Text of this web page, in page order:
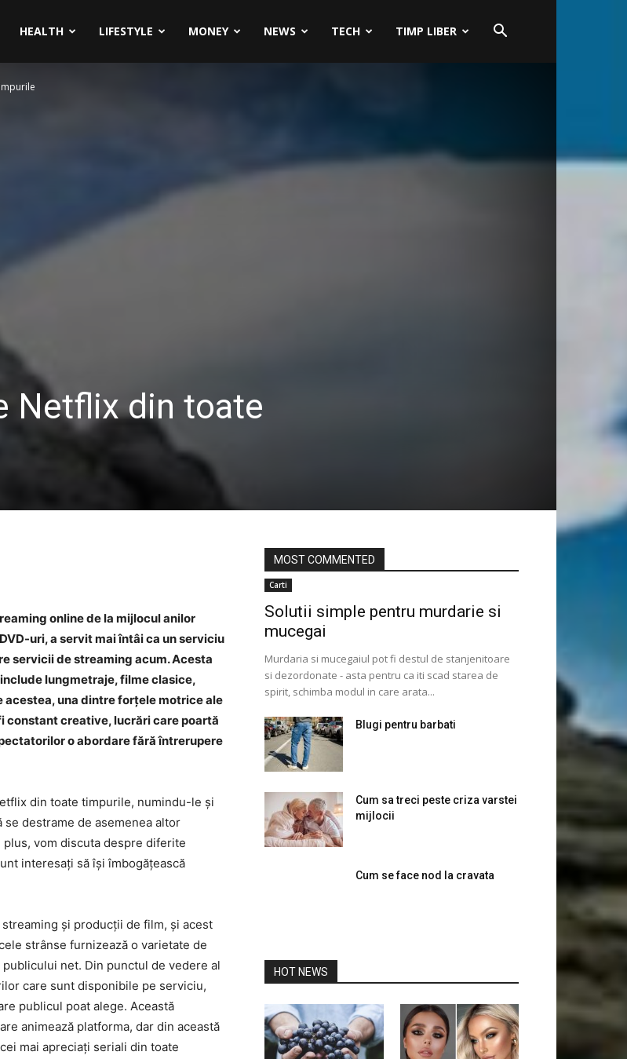
HEALTH LIFESTYLE MONEY NEWS TECH TIMP LIBER
Netflix din toate
online de la mijlocul anilor
uri, a servit mai întâi ca un serviciu
servicii de streaming acum. Acesta
lungmetraje, filme clasice,
acestea, una dintre forțele motrice ale
constant creative, lucrări care poartă
o abordare fără întrerupere
din toate timpurile, numindu-le și
destrame de asemenea altor
vom discuta despre diferite
interesați să își îmbogățească
și producții de film, și acest
strânse furnizează o varietate de
net. Din punctul de vedere al
care sunt disponibile pe serviciu,
publicul poat alege. Această
animează platforma, dar din această
mai apreciați seriali din toate
MOST COMMENTED
Carti
Solutii simple pentru murdarie si
mucegai
Murdaria si mucegaiul pot fi destul de stanjenitoare
si dezordonate - asta pentru ca iti scad starea de
spirit, schimba modul in care arata...
Blugi pentru barbati
Cum sa treci peste criza varstei
mijlocii
Cum se face nod la cravata
HOT NEWS